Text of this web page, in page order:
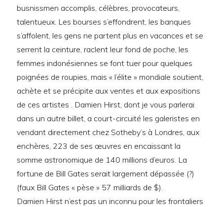
busnissmen accomplis, célèbres, provocateurs,
talentueux. Les bourses s’effondrent, les banques
s’affolent, les gens ne partent plus en vacances et se
serrent la ceinture, raclent leur fond de poche, les
femmes indonésiennes se font tuer pour quelques
poignées de roupies, mais « l’élite » mondiale soutient,
achète et se précipite aux ventes et aux expositions
de ces artistes . Damien Hirst, dont je vous parlerai
dans un autre billet, a court-circuité les galeristes en
vendant directement chez Sotheby’s à Londres, aux
enchères, 223 de ses œuvres en encaissant la
somme astronomique de 140 millions d’euros. La
fortune de Bill Gates serait largement dépassée (?)
(faux Bill Gates « pèse » 57 milliards de $).
Damien Hirst n’est pas un inconnu pour les frontaliers